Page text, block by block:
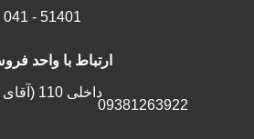
51401 - 041
ارتباط با واحد فروش
داخلی 110 (آقای حسینی)
09381263922